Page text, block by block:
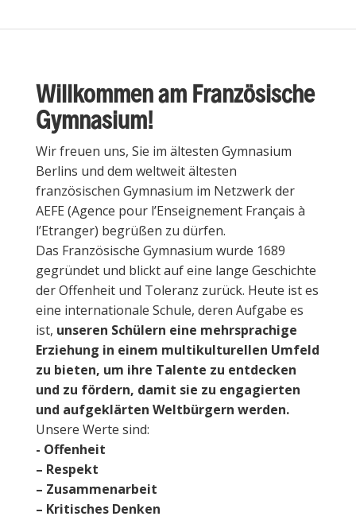
Willkommen am Französische
Gymnasium!
Wir freuen uns, Sie im ältesten Gymnasium
Berlins und dem weltweit ältesten
französischen Gymnasium im Netzwerk der
AEFE (Agence pour l’Enseignement Français à
l’Etranger) begrüßen zu dürfen.
Das Französische Gymnasium wurde 1689
gegründet und blickt auf eine lange Geschichte
der Offenheit und Toleranz zurück. Heute ist es
eine internationale Schule, deren Aufgabe es
ist, unseren Schülern eine mehrsprachige
Erziehung in einem multikulturellen Umfeld
zu bieten, um ihre Talente zu entdecken
und zu fördern, damit sie zu engagierten
und aufgeklärten Weltbürgern werden.
Unsere Werte sind:
- Offenheit
– Respekt
– Zusammenarbeit
– Kritisches Denken